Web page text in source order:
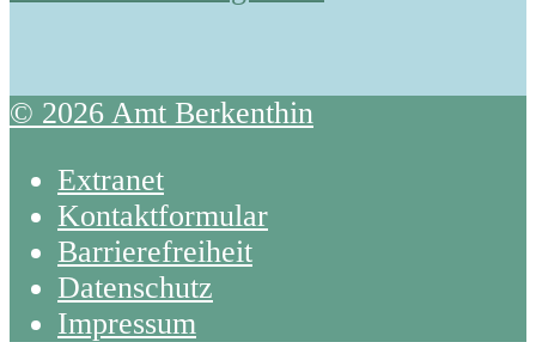
© 2026 Amt Berkenthin
Extranet
Kontaktformular
Barrierefreiheit
Datenschutz
Impressum